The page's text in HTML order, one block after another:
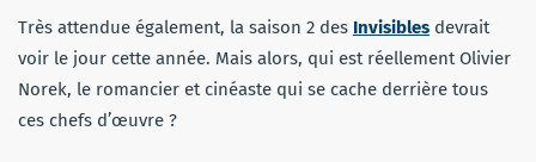
Très attendue également, la saison 2 des Invisibles devrait
voir le jour cette année. Mais alors, qui est réellement Olivier
Norek, le romancier et cinéaste qui se cache derrière tous
ces chefs d’œuvre ?